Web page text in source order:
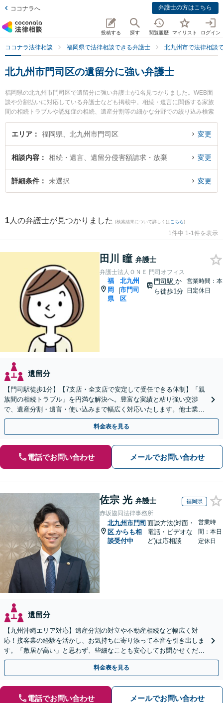
ココナラへ 弁護士の方はこちら
投稿する 探す 閲覧履歴 マイリスト ログイン
ココナラ法律相談 福岡県で法律相談できる弁護士 北九州市で法律相談
北九州市門司区の遺留分に強い弁護士
福岡県の北九州市門司区で遺留分に強い弁護士が1名見つかりました。WEB面
談や分割払いに対応している弁護士なども掲載中。相続・遺言に関係する家族
間の相続トラブルや認知症の相続、遺産分割等の細かな分野での絞り込み検索
もでき便利です。特に弁護士法人ＯＮＥ 門司オフィスの田川 瞳弁護士のプロフ
ィール情報や弁護士費用、強みなどが注目されています。『北九州市門司区で
で遺留分を法律相談できる北九州市門司区内の弁護士に相談予約したい』など
でお困りの相談者さんにおすすめです。
エリア 福岡県、北九州市門司区 変更
相談内容 相続・遺言、遺留分侵害額請求・放棄 変更
詳細条件 未選択 変更
1 人の弁護士が見つかりました (検索結果について詳しくは こちら)
1件中 1-1件を表示
田川 瞳 弁護士
弁護士法人ＯＮＥ 門司オフィス
福
岡
県
|
北九州
市門司
区
門司駅 か
ら徒歩1分
営業時間：本
日定休日
遺留分
【門司駅徒歩1分】【7支店・全支店で安定して受任できる体制】「親
族間の相続トラブル」を円満な解決へ。豊富な実績と粘り強い交渉
で、遺産分割・遺言・使い込みまで幅広く対応いたします。他士業連
携のワンストップ体制
料金表を見る
電話でお問い合わせ メールでお問い合わせ
佐宗 光 弁護士 福岡県
赤坂協同法律事務所
北九州市門司
区 からも相
談受付中
面談方法(対面・
電話・ビデオな
ど)は応相談
営業時
間：本日
定休日
遺留分
【九州沖縄エリア対応】遺産分割の対立や不動産相続など幅広く対
応！接客業の経験を活かし、お気持ちに寄り添って本音を引き出しま
す。「敷居が高い」と思わず、些細なことも安心してお聞かせくださ
い【初回相談無料】【夜間・休日相談可】
料金表を見る
電話でお問い合わせ メールでお問い合わせ